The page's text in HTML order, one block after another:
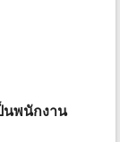
นพนักงาน